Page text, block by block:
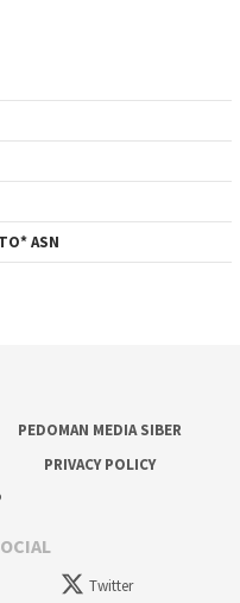
ASN
PEDOMAN MEDIA SIBER
PRIVACY POLICY
Twitter